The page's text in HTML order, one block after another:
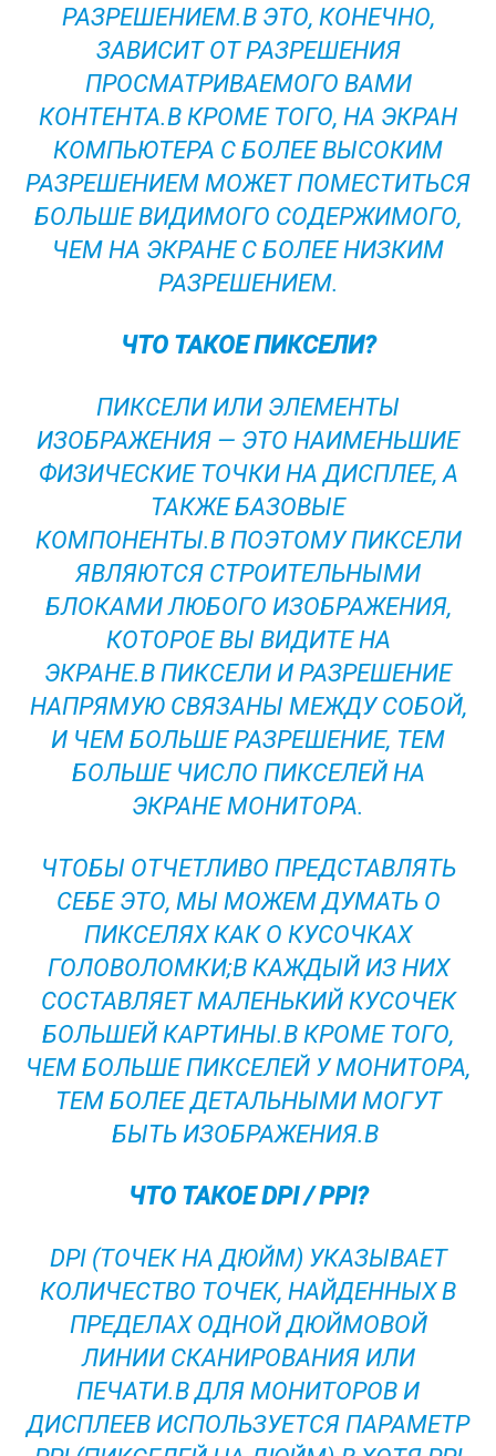
РАЗРЕШЕНИЕМ.В ЭТО, КОНЕЧНО,
ЗАВИСИТ ОТ РАЗРЕШЕНИЯ
ПРОСМАТРИВАЕМОГО ВАМИ
КОНТЕНТА.В КРОМЕ ТОГО, НА ЭКРАН
КОМПЬЮТЕРА С БОЛЕЕ ВЫСОКИМ
РАЗРЕШЕНИЕМ МОЖЕТ ПОМЕСТИТЬСЯ
БОЛЬШЕ ВИДИМОГО СОДЕРЖИМОГО,
ЧЕМ НА ЭКРАНЕ С БОЛЕЕ НИЗКИМ
РАЗРЕШЕНИЕМ.
ЧТО ТАКОЕ ПИКСЕЛИ?
ПИКСЕЛИ ИЛИ ЭЛЕМЕНТЫ
ИЗОБРАЖЕНИЯ — ЭТО НАИМЕНЬШИЕ
ФИЗИЧЕСКИЕ ТОЧКИ НА ДИСПЛЕЕ, А
ТАКЖЕ БАЗОВЫЕ
КОМПОНЕНТЫ.В ПОЭТОМУ ПИКСЕЛИ
ЯВЛЯЮТСЯ СТРОИТЕЛЬНЫМИ
БЛОКАМИ ЛЮБОГО ИЗОБРАЖЕНИЯ,
КОТОРОЕ ВЫ ВИДИТЕ НА
ЭКРАНЕ.В ПИКСЕЛИ И РАЗРЕШЕНИЕ
НАПРЯМУЮ СВЯЗАНЫ МЕЖДУ СОБОЙ,
И ЧЕМ БОЛЬШЕ РАЗРЕШЕНИЕ, ТЕМ
БОЛЬШЕ ЧИСЛО ПИКСЕЛЕЙ НА
ЭКРАНЕ МОНИТОРА.
ЧТОБЫ ОТЧЕТЛИВО ПРЕДСТАВЛЯТЬ
СЕБЕ ЭТО, МЫ МОЖЕМ ДУМАТЬ О
ПИКСЕЛЯХ КАК О КУСОЧКАХ
ГОЛОВОЛОМКИ;В КАЖДЫЙ ИЗ НИХ
СОСТАВЛЯЕТ МАЛЕНЬКИЙ КУСОЧЕК
БОЛЬШЕЙ КАРТИНЫ.В КРОМЕ ТОГО,
ЧЕМ БОЛЬШЕ ПИКСЕЛЕЙ У МОНИТОРА,
ТЕМ БОЛЕЕ ДЕТАЛЬНЫМИ МОГУТ
БЫТЬ ИЗОБРАЖЕНИЯ.В
ЧТО ТАКОЕ DPI / PPI?
DPI (ТОЧЕК НА ДЮЙМ) УКАЗЫВАЕТ
КОЛИЧЕСТВО ТОЧЕК, НАЙДЕННЫХ В
ПРЕДЕЛАХ ОДНОЙ ДЮЙМОВОЙ
ЛИНИИ СКАНИРОВАНИЯ ИЛИ
ПЕЧАТИ.В ДЛЯ МОНИТОРОВ И
ДИСПЛЕЕВ ИСПОЛЬЗУЕТСЯ ПАРАМЕТР